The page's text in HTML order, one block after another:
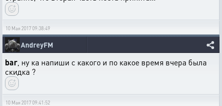
10 Мая 2017 09:38:49
AndreyFM
bar , ну ка напиши с какого и по какое время вчера была
скидка ?
10 Мая 2017 09:41:52